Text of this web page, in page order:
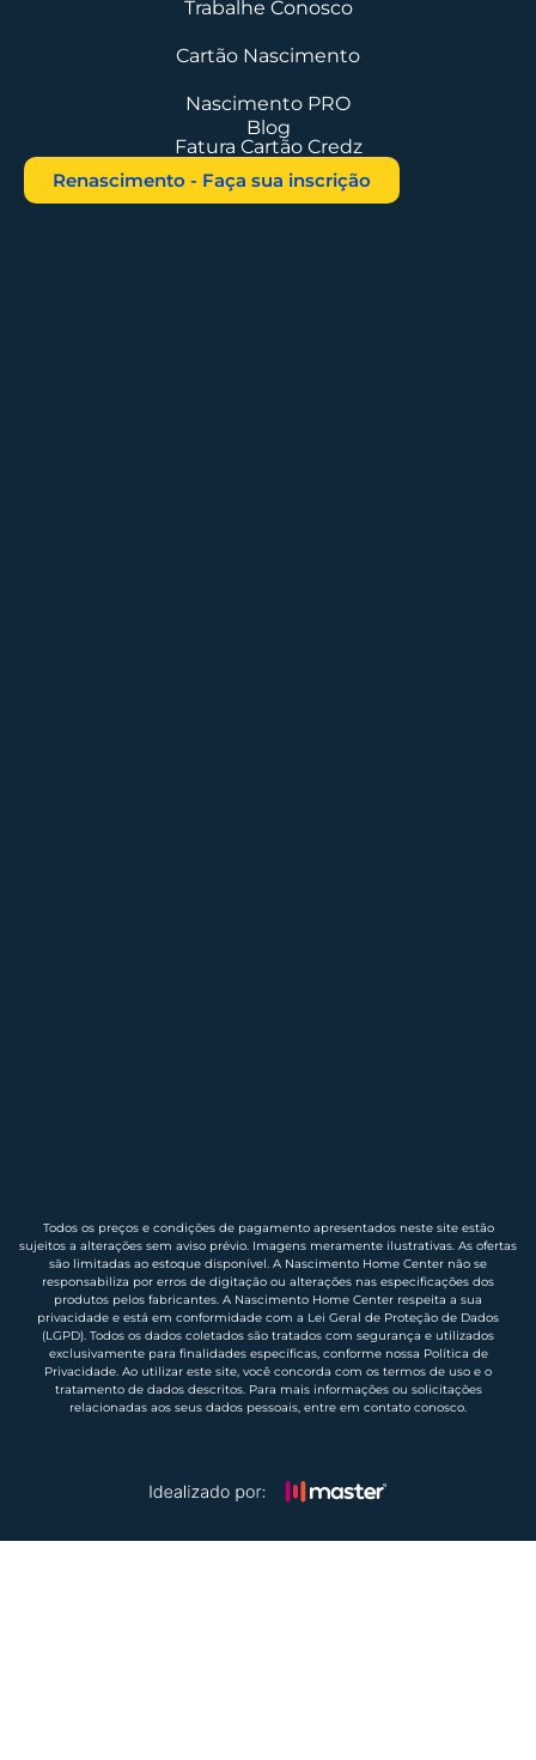
Trabalhe Conosco
Cartão Nascimento
Nascimento PRO
Blog
Fatura Cartão Credz
Renascimento - Faça sua inscrição
Todos os preços e condições de pagamento apresentados neste site estão
sujeitos a alterações sem aviso prévio. Imagens meramente ilustrativas. As ofertas
são limitadas ao estoque disponível. A Nascimento Home Center não se
responsabiliza por erros de digitação ou alterações nas especificações dos
produtos pelos fabricantes. A Nascimento Home Center respeita a sua
privacidade e está em conformidade com a Lei Geral de Proteção de Dados
(LGPD). Todos os dados coletados são tratados com segurança e utilizados
exclusivamente para finalidades específicas, conforme nossa Política de
Privacidade. Ao utilizar este site, você concorda com os termos de uso e o
tratamento de dados descritos. Para mais informações ou solicitações
relacionadas aos seus dados pessoais, entre em contato conosco.